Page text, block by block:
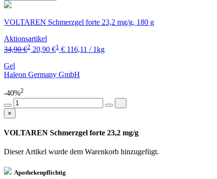
VOLTAREN Schmerzgel forte 23,2 mg/g, 180 g
Aktionsartikel
34,90 €2 20,90 €1 € 116,11 / 1kg
Gel
Haleon Germany GmbH
-40%2
×
VOLTAREN Schmerzgel forte 23,2 mg/g
Dieser Artikel wurde dem Warenkorb hinzugefügt.
Apothekenpflichtig